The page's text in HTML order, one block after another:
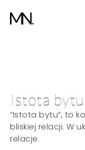
Istota bytu
“Istota bytu”, to
bliskiej relacji. W
relacje.